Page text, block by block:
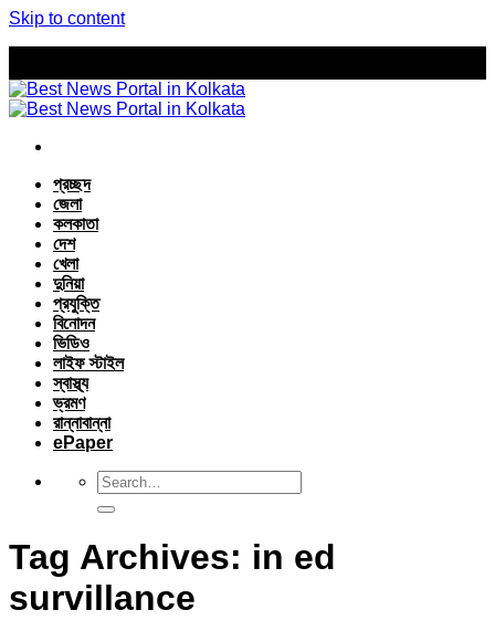
Skip to content
প্রচ্ছদ
জেলা
কলকাতা
দেশ
খেলা
দুনিয়া
প্রযুক্তি
বিনোদন
ভিডিও
লাইফ স্টাইল
স্বাস্থ্য
ভ্রমণ
রান্নাবান্না
ePaper
Tag Archives: in ed
survillance